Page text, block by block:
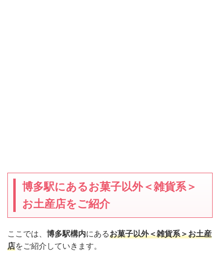
博多駅にあるお菓子以外＜雑貨系＞
お土産店をご紹介
ここでは、 博多駅構内にあるお菓子以外＜雑貨系＞お土産
店をご紹介していきます。